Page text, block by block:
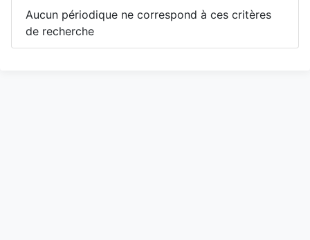
Aucun périodique ne correspond à ces critères
de recherche